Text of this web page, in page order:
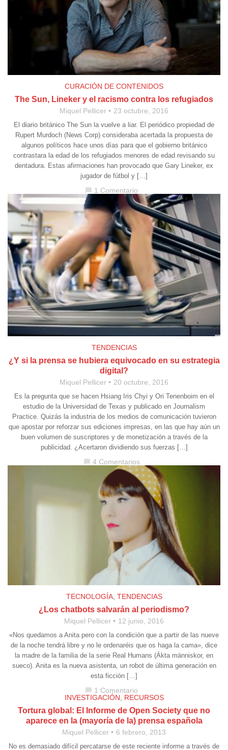
CURACIÓN DE CONTENIDOS
The Sun, Lineker y el racismo contra los refugiados
Miquel Pellicer 23 octubre, 2016
El diario británico The Sun la vuelve a liar. El periódico propiedad de
Rupert Murdoch (News Corp) consideraba acertada la propuesta de
algunos políticos hace unos días para que el gobierno británico
contrastara la edad de los refugiados menores de edad revisando su
dentadura. Estas afirmaciones han provocado que Gary Lineker, ex
jugador de fútbol y […]
chat_bubble 1 Comentario
TENDENCIAS
¿Y si la prensa se hubiera equivocado en su estrategia
digital?
Miquel Pellicer 20 octubre, 2016
Es la pregunta que se hacen Hsiang Iris Chyi y Ori Tenenboim en el
estudio de la Universidad de Texas y publicado en Journalism
Practice. Quizás la industria de los medios de comunicación tuvieron
que apostar por reforzar sus ediciones impresas, en las que hay aún un
buen volumen de suscriptores y de monetización a través de la
publicidad. ¿Acertaron dividiendo sus fuerzas […]
4 Comentarios
TECNOLOGÍA, TENDENCIAS
¿Los chatbots salvarán al periodismo?
Miquel Pellicer 12 junio, 2016
«Nos quedamos a Anita pero con la condición que a partir de las nueve
de la noche tendrá libre y no le ordenaréis que os haga la cama», dice
la madre de la familia de la serie Real Humans (Äkta människor, en
sueco). Anita es la nueva asistenta, un robot de última generación en
esta ficción […]
chat_bubble 1 Comentario
INVESTIGACIÓN
RECURSOS
Tortura global: El Informe de Open Society que no
aparece en la (mayoría de la) prensa española
Miquel Pellicer 6 febrero, 2013
No es demasiado difícil percatarse de este reciente informe a través de